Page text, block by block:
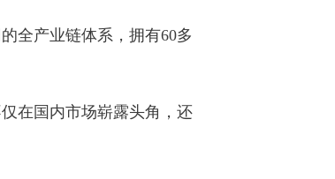
全产业链体系，拥有60多
在国内市场崭露头角，还